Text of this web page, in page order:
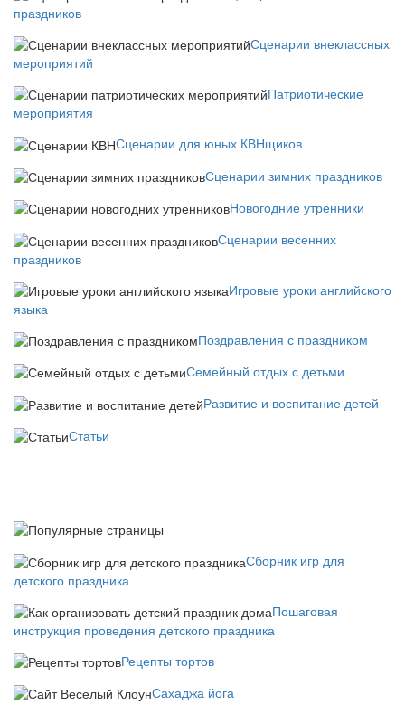
праздников
Сценарии внеклассных
мероприятий
Патриотические
мероприятия
Сценарии для юных КВНщиков
Сценарии зимних праздников
Новогодние утренники
Сценарии весенних
праздников
Игровые уроки английского
языка
Поздравления с праздником
Семейный отдых с детьми
Развитие и воспитание детей
Статьи
Сборник игр для
детского праздника
Пошаговая
инструкция проведения детского праздника
Рецепты тортов
Сахаджа йога